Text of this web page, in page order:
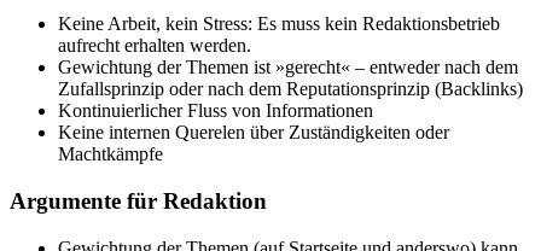
Keine Arbeit, kein Stress: Es muss kein Redaktionsbetrieb
aufrecht erhalten werden.
Gewichtung der Themen ist »gerecht« – entweder nach dem
Zufallsprinzip oder nach dem Reputationsprinzip (Backlinks)
Kontinuierlicher Fluss von Informationen
Keine internen Querelen über Zuständigkeiten oder
Machtkämpfe
Argumente für Redaktion